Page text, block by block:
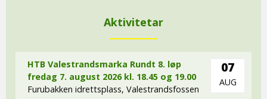
Aktivitetar
HTB Valestrandsmarka Rundt 8. løp
fredag 7. august 2026 kl. 18.45 og 19.00
Furubakken idrettsplass, Valestrandsfossen
07
AUG